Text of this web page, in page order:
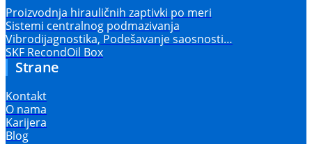
Proizvodnja hirauličnih zaptivki po meri
Sistemi centralnog podmazivanja
Vibrodijagnostika, Podešavanje saosnosti…
SKF RecondOil Box
Strane
Kontakt
O nama
Karijera
Blog